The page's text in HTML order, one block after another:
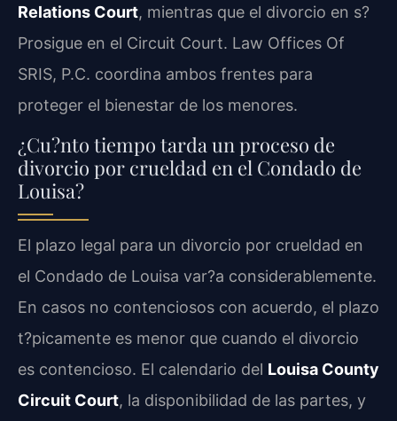
Relations Court, mientras que el divorcio en s?
Prosigue en el Circuit Court. Law Offices Of
SRIS, P.C. coordina ambos frentes para
proteger el bienestar de los menores.
¿Cu?nto tiempo tarda un proceso de
divorcio por crueldad en el Condado de
Louisa?
El plazo legal para un divorcio por crueldad en
el Condado de Louisa var?a considerablemente.
En casos no contenciosos con acuerdo, el plazo
t?picamente es menor que cuando el divorcio
es contencioso. El calendario del Louisa County
Circuit Court, la disponibilidad de las partes, y